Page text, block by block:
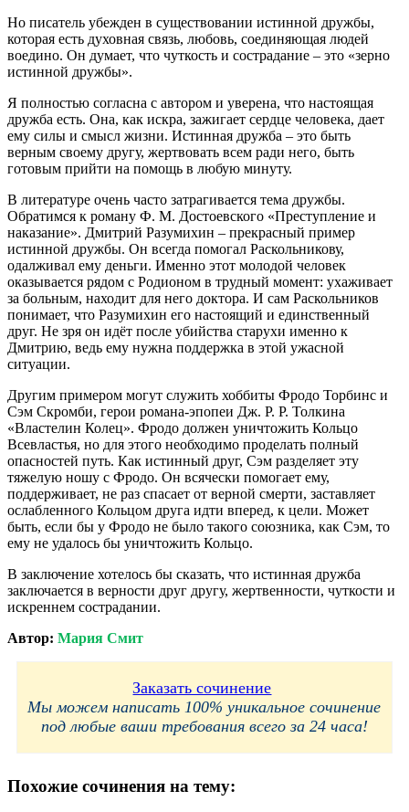
Но писатель убежден в существовании истинной дружбы,
которая есть духовная связь, любовь, соединяющая людей
воедино. Он думает, что чуткость и сострадание – это «зерно
истинной дружбы».
Я полностью согласна с автором и уверена, что настоящая
дружба есть. Она, как искра, зажигает сердце человека, дает
ему силы и смысл жизни. Истинная дружба – это быть
верным своему другу, жертвовать всем ради него, быть
готовым прийти на помощь в любую минуту.
В литературе очень часто затрагивается тема дружбы.
Обратимся к роману Ф. М. Достоевского «Преступление и
наказание». Дмитрий Разумихин – прекрасный пример
истинной дружбы. Он всегда помогал Раскольникову,
одалживал ему деньги. Именно этот молодой человек
оказывается рядом с Родионом в трудный момент: ухаживает
за больным, находит для него доктора. И сам Раскольников
понимает, что Разумихин его настоящий и единственный
друг. Не зря он идёт после убийства старухи именно к
Дмитрию, ведь ему нужна поддержка в этой ужасной
ситуации.
Другим примером могут служить хоббиты Фродо Торбинс и
Сэм Скромби, герои романа-эпопеи Дж. Р. Р. Толкина
«Властелин Колец». Фродо должен уничтожить Кольцо
Всевластья, но для этого необходимо проделать полный
опасностей путь. Как истинный друг, Сэм разделяет эту
тяжелую ношу с Фродо. Он всячески помогает ему,
поддерживает, не раз спасает от верной смерти, заставляет
ослабленного Кольцом друга идти вперед, к цели. Может
быть, если бы у Фродо не было такого союзника, как Сэм, то
ему не удалось бы уничтожить Кольцо.
В заключение хотелось бы сказать, что истинная дружба
заключается в верности друг другу, жертвенности, чуткости и
искреннем сострадании.
Автор: Мария Смит
Заказать сочинение
Мы можем написать 100% уникальное сочинение
под любые ваши требования всего за 24 часа!
Похожие сочинения на тему: